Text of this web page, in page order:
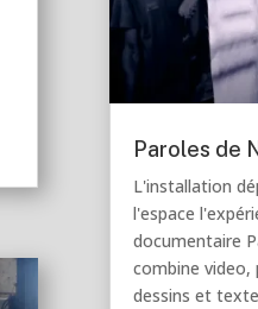
Paroles de
L'installation
l'espace
documentaire
combine video,
dessins et